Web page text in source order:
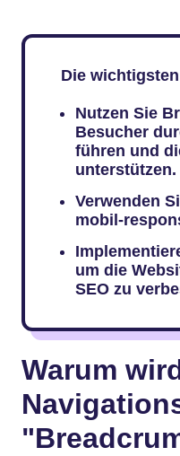
Die
Nutzen Sie
Besucher
führen und
unterstützen.
Verwenden
mobil-
um die
SEO zu
Warum